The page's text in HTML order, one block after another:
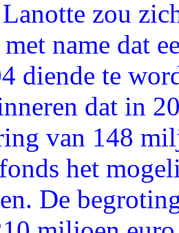
Lanotte zou
name dat
diende te
dat in
van 148
het
De